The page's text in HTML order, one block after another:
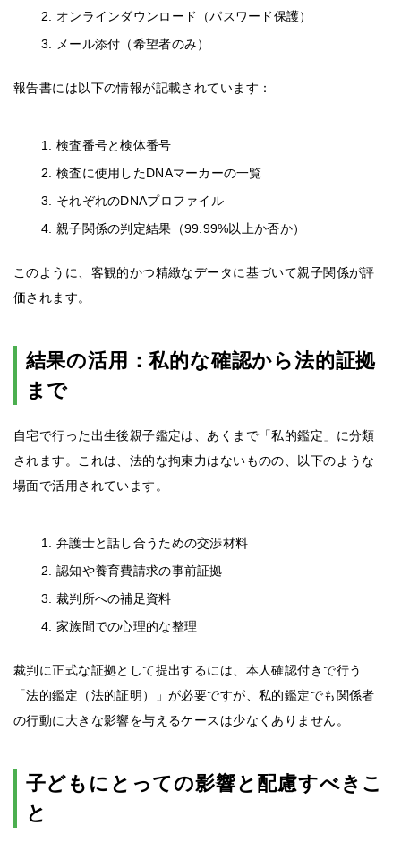
オンラインダウンロード（パスワード保護）
メール添付（希望者のみ）
報告書には以下の情報が記載されています：
検査番号と検体番号
検査に使用したDNAマーカーの一覧
それぞれのDNAプロファイル
親子関係の判定結果（99.99%以上か否か）
このように、客観的かつ精緻なデータに基づいて親子関係が評
価されます。
結果の活用：私的な確認から法的証拠
まで
自宅で行った出生後親子鑑定は、あくまで「私的鑑定」に分類
されます。これは、法的な拘束力はないものの、以下のような
場面で活用されています。
弁護士と話し合うための交渉材料
認知や養育費請求の事前証拠
裁判所への補足資料
家族間での心理的な整理
裁判に正式な証拠として提出するには、本人確認付きで行う
「法的鑑定（法的証明）」が必要ですが、私的鑑定でも関係者
の行動に大きな影響を与えるケースは少なくありません。
子どもにとっての影響と配慮すべきこ
と